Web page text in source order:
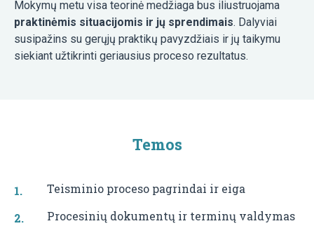
Mokymų metu visa teorinė medžiaga bus iliustruojama
praktinėmis situacijomis ir jų sprendimais. Dalyviai
susipažins su gerųjų praktikų pavyzdžiais ir jų taikymu
siekiant užtikrinti geriausius proceso rezultatus.
Temos
Teisminio proceso pagrindai ir eiga
Procesinių dokumentų ir terminų valdymas